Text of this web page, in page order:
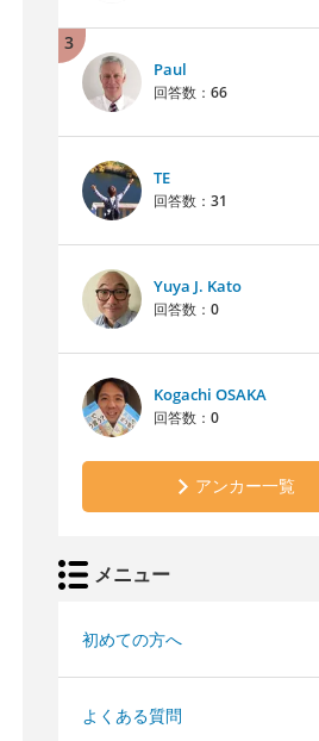
3
Paul
回答数： 66
TE
回答数： 31
Yuya J. Kato
回答数： 0
Kogachi OSAKA
回答数： 0
アンカー一覧
メニュー
初めての方へ
よくある質問